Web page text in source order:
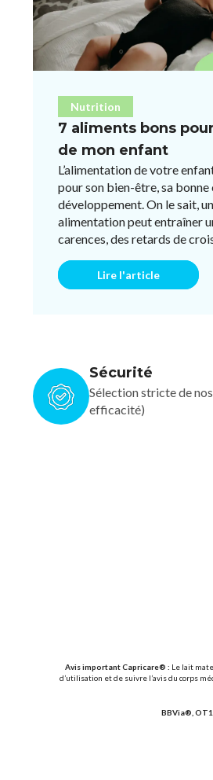
Nutrition
7 aliments bons
de mon enfant
L’alimentation de votre
pour son bien-être, sa bonne
développement. On le sait,
alimentation peut entraîner
carences, des retards de
Lire l'article
Sécurité
Sélection stricte de
efficacité)
Avis important Capricare® : Le lait
d’utilisation et de suivre l’avis du corps
BBVia®,